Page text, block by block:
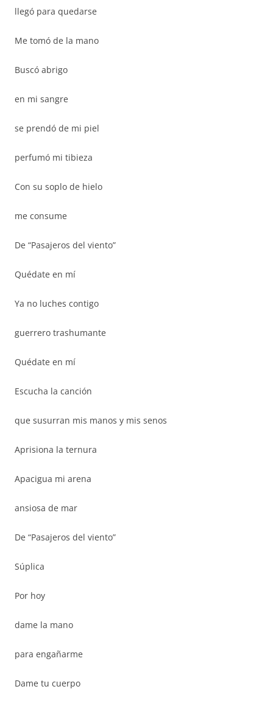
llegó para quedarse
Me tomó de la mano
Buscó abrigo
en mi sangre
se prendó de mi piel
perfumó mi tibieza
Con su soplo de hielo
me consume
De “Pasajeros del viento”
Quédate en mí
Ya no luches contigo
guerrero trashumante
Quédate en mí
Escucha la canción
que susurran mis manos y mis senos
Aprisiona la ternura
Apacigua mi arena
ansiosa de mar
De “Pasajeros del viento”
Súplica
Por hoy
dame la mano
para engañarme
Dame tu cuerpo